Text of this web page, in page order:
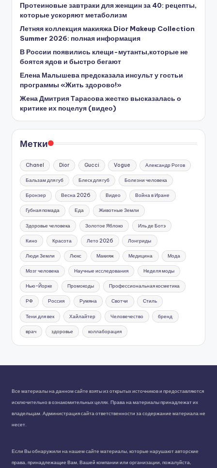
Протеиновые завтраки для женщин за 40: рецепты,
которые ускоряют метаболизм
Летняя коллекция макияжа Dior Makeup Collection
Summer 2026: полная информация
В России появились клещи-мутанты,которые не
боятся ядов и быстро бегают
Елена Малышева предсказала инсульт у гостьи
программы «Жить здорово!»
Жена Дмитрия Тарасова жестко высказалась о
критике их поцелуя (видео)
Метки
Chanel Dior Gucci Vogue Александр Рогов
Бальзам для губ Блеск для губ Болезни человека
Бронзер Весна 2026 Видео Война в Иране
Губная помада Еда Животные Земли
Здоровье человека Золотое Яблоко Иль де Ботэ
Кино Красота Лето 2026 Лонгриды
Люди Земли Люкс Макияж Медицина Мода
Мозг человека Научные исследования Неделя моды
Нью-Йорке Промокоды Профессиональная косметика
РФ Россия Румяна Свотчи Стиль
Тени для век Хайлайтер Человечество бренд
врач здоровье коллаборация
Все материалы на данном сайте взяты из открытых источников и предоставляются
исключительно в ознакомительных целях. Права на материалы принадлежат их
владельцам. Администрация сайта ответственности за содержание материала не
несет.
Если Вы обнаружили на нашем сайте материалы, которые нарушают авторские
права, принадлежащие Вам, Вашей компании или организации, пожалуйста,